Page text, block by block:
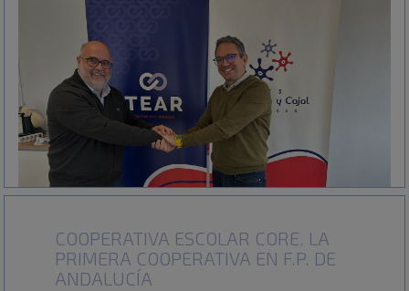
COOPERATIVA ESCOLAR CORE. LA
PRIMERA COOPERATIVA EN F.P. DE
ANDALUCÍA